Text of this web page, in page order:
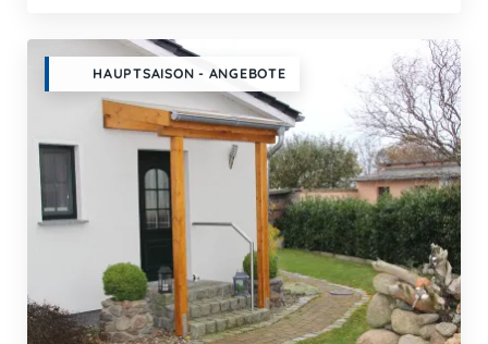
HAUPTSAISON - ANGEBOTE